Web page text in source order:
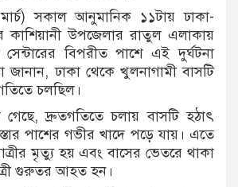
সকাল আনুমানিক ১১টায় ঢাকা-
কাশিয়ানী উপজেলার রাতুল এলাকায়
বিপরীত পাশে এই দুর্ঘটনা
জানান, ঢাকা থেকে খুলনাগামী বাসটি
চলছিল।
গেছে, দ্রুতগতিতে চলায় বাসটি হঠাৎ
পাশের গভীর খাদে পড়ে যায়। এতে
মৃত্যু হয় এবং বাসের ভেতরে থাকা
গুরুতর আহত হন।